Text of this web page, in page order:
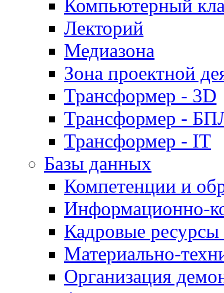
Компьютерный
Лекторий
Медиазона
Зона проектной
Трансформер - 3D
Трансформер -
Трансформер - IT
Базы данных
Компетенции и
Информационно-
Кадровые
Материально-
Организация